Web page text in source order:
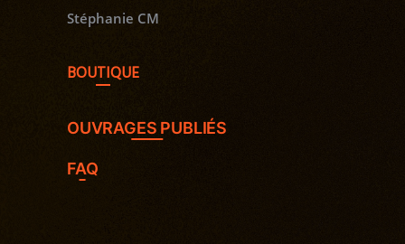
Stéphanie CM
BOUTIQUE
OUVRAGES PUBLIÉS
FAQ